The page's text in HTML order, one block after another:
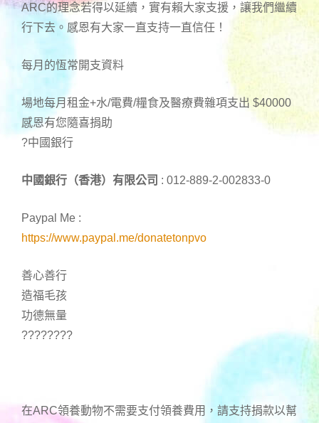
ARC的理念若得以延續，實有賴大家支援，讓我們繼續
行下去。感恩有大家一直支持一直信任！
每月的恆常開支資料
場地每月租金+水/電費/糧食及醫療費雜項支出 $40000
感恩有您隨喜捐助
?中國銀行
中國銀行（香港）有限公司 : 012-889-2-002833-0
Paypal Me :
https://www.paypal.me/donatetonpvo
善心善行
造福毛孩
功德無量
????????
在ARC領養動物不需要支付領養費用，請支持捐款以幫